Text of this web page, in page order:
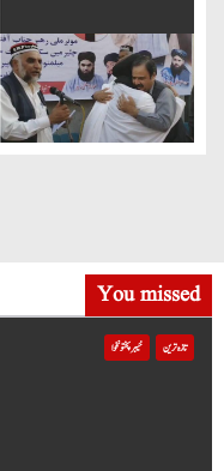
a
v
i
t
i
You missed
تازہ ترین خیبر پختونخوا